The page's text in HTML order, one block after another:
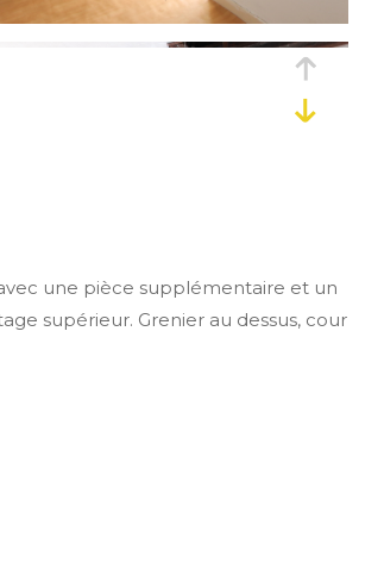
une pièce supplémentaire et un
supérieur. Grenier au dessus, cour